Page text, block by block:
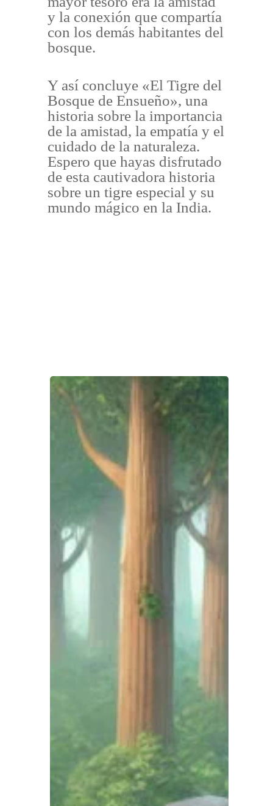
y la conexión que compartía
con los demás habitantes del
bosque.
Y así concluye «El Tigre del
Bosque de Ensueño», una
historia sobre la importancia
de la amistad, la empatía y el
cuidado de la naturaleza.
Espero que hayas disfrutado
de esta cautivadora historia
sobre un tigre especial y su
mundo mágico en la India.